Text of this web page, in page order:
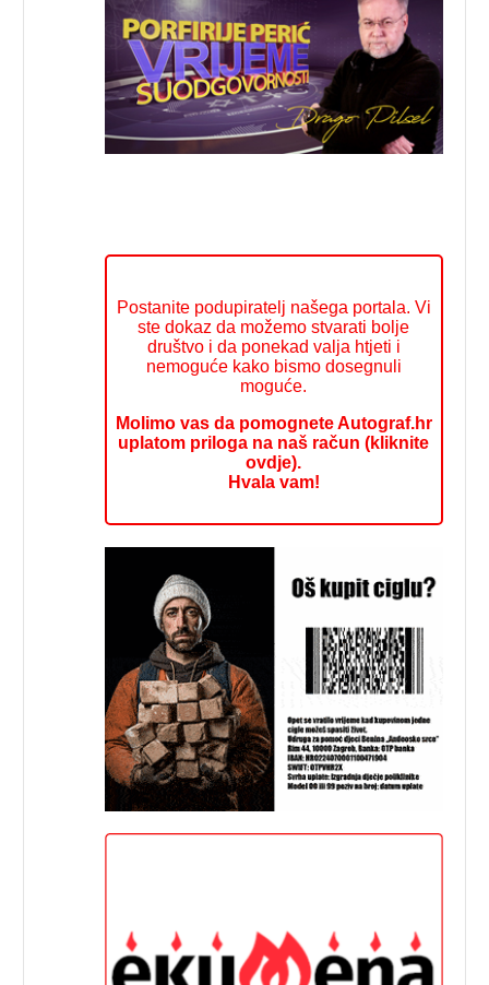
Postanite podupiratelj našega portala. Vi
ste dokaz da možemo stvarati bolje
društvo i da ponekad valja htjeti i
nemoguće kako bismo dosegnuli
moguće.
Molimo vas da pomognete Autograf.hr
uplatom priloga na naš račun (kliknite
ovdje).
Hvala vam!